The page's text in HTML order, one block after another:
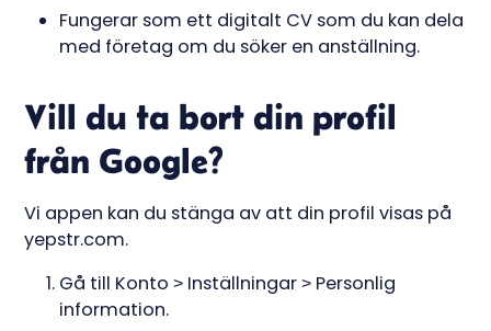
Fungerar som ett digitalt CV som du kan dela
med företag om du söker en anställning.
Vill du ta bort din profil
från Google?
Vi appen kan du stänga av att din profil visas på
yepstr.com.
Gå till Konto > Inställningar > Personlig
information.